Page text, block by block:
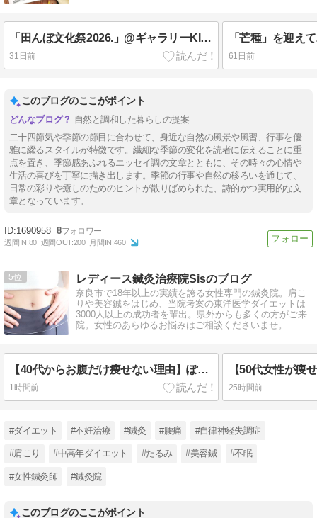
「田んぼ文化祭2026.」@ギャラリーKITSUTSUKI
31日前
「芒種」を迎え
61日前
このブログのここがポイント
自然と調和した暮らしの提案
二十四節気や季節の節目に合わせて、身近な自然の風景や風習、行事を優
雅に綴るスタイルが特徴です。繊細な季節の変化を読者に伝えることに重
点を置き、季節感あふれるエッセイ調の文章とともに、その時々の心情や
生活の喜びを丁寧に描き出します。季節の行事や自然の移ろいを通じて、
日常の彩りや癒しのためのヒントが散りばめられた、詩的かつ実用的な文
章となっています。
1690958 8
週間IN:80 週間OUT:200 月間IN:460
5 レディース鍼灸治療院Sisのブログ
奈良市で18年以上の実績を誇る女性専門の鍼灸院。肩こ
りや美容鍼をはじめ、当院考案の東洋医学ダイエットは
3000人以上の成功者を輩出。県外からも多くの方がご来
院。女性のあらゆるお悩みはご相談くださいませ。
【40代からお腹だけ痩せない理由】ぽっこりお腹の原因と対策｜女性専門鍼灸院が解説
1時間前 25時間前
#ダイエット #不妊治療 #鍼灸 #腰痛 #自律神経失調症
#肩こり #中高年ダイエット #たるみ #美容鍼 #不眠
#女性鍼灸師 #鍼灸院
このブログのここがポイント